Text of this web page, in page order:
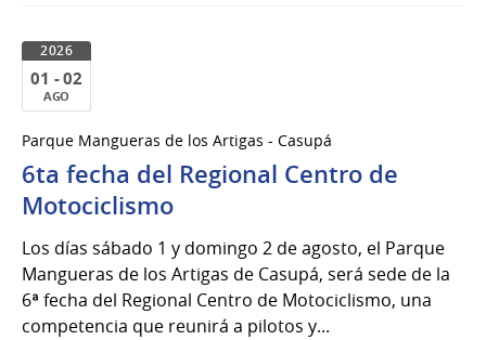
2026
01 - 02
AGO
al
02
de
del
2026
Parque Mangueras de los Artigas - Casupá
6ta fecha del Regional Centro de
Motociclismo
Los días sábado 1 y domingo 2 de agosto, el Parque
Mangueras de los Artigas de Casupá, será sede de la
6ª fecha del Regional Centro de Motociclismo, una
competencia que reunirá a pilotos y...